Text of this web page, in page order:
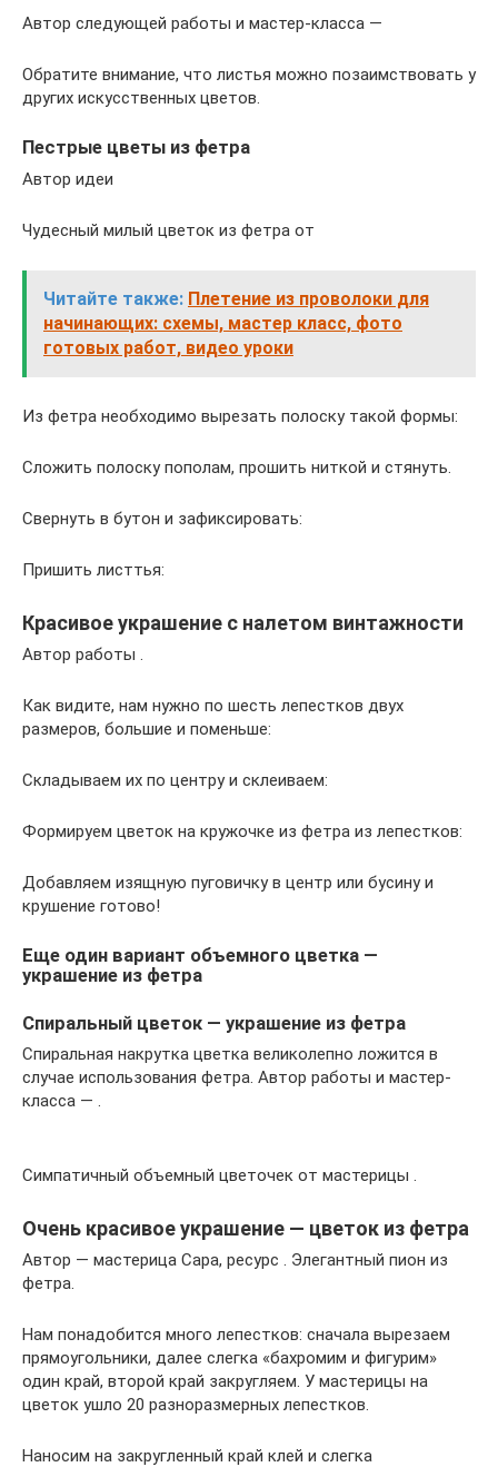
Автор следующей работы и мастер-класса —
Обратите внимание, что листья можно позаимствовать у
других искусственных цветов.
Пестрые цветы из фетра
Автор идеи
Чудесный милый цветок из фетра от
Читайте также: Плетение из проволоки для
начинающих: схемы, мастер класс, фото
готовых работ, видео уроки
Из фетра необходимо вырезать полоску такой формы:
Сложить полоску пополам, прошить ниткой и стянуть.
Свернуть в бутон и зафиксировать:
Пришить листтья:
Красивое украшение с налетом винтажности
Автор работы .
Как видите, нам нужно по шесть лепестков двух
размеров, большие и поменьше:
Складываем их по центру и склеиваем:
Формируем цветок на кружочке из фетра из лепестков:
Добавляем изящную пуговичку в центр или бусину и
крушение готово!
Еще один вариант объемного цветка —
украшение из фетра
Спиральный цветок — украшение из фетра
Спиральная накрутка цветка великолепно ложится в
случае использования фетра. Автор работы и мастер-
класса — .
Симпатичный объемный цветочек от мастерицы .
Очень красивое украшение — цветок из фетра
Автор — мастерица Сара, ресурс . Элегантный пион из
фетра.
Нам понадобится много лепестков: сначала вырезаем
прямоугольники, далее слегка «бахромим и фигурим»
один край, второй край закругляем. У мастерицы на
цветок ушло 20 разноразмерных лепестков.
Наносим на закругленный край клей и слегка